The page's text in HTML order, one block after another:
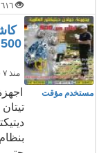
٦١٦
500
منذ ٧ سنوات
مستخدم مؤقت